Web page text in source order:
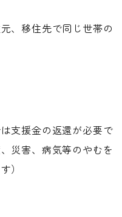
、移住先で同じ世帯の
支援金の返還が必要で
災害、病気等のやむを
）